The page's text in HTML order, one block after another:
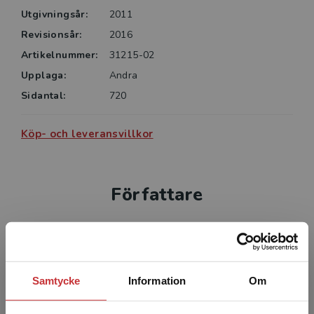
Samtycke Information Om
Utgivningsår:
2011
Revisionsår:
2016
Artikelnummer:
31215-02
Upplaga:
Andra
Sidantal:
720
Köp- och leveransvillkor
Författare